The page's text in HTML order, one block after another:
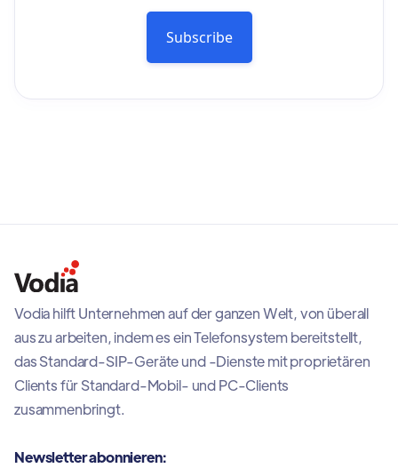
Vodia hilft Unternehmen auf der ganzen Welt, von überall
aus zu arbeiten, indem es ein Telefonsystem bereitstellt,
das Standard-SIP-Geräte und -Dienste mit proprietären
Clients für Standard-Mobil- und PC-Clients
zusammenbringt.
Newsletter abonnieren: